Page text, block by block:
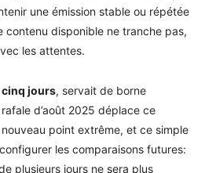
une émission stable ou répétée
contenu disponible ne tranche pas,
les attentes.
cinq jours, servait de borne
d’août 2025 déplace ce
point extrême, et ce simple
les comparaisons futures:
plusieurs jours ne sera plus